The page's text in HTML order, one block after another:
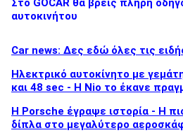
Στο GOCAR θα βρεις πλήρη
αυτοκινήτου
Car news: Δες εδώ όλες τις
Ηλεκτρικό αυτοκίνητο με
και 48 sec - Η Nio το έκανε
H Porsche έγραψε ιστορία - H
δίπλα στο μεγαλύτερο